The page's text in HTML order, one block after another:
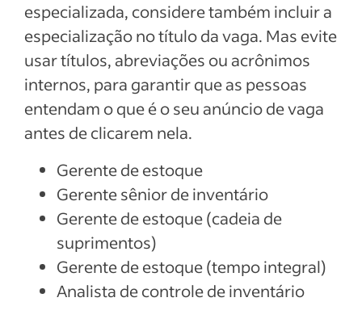
especializada, considere também incluir a
especialização no título da vaga. Mas evite
usar títulos, abreviações ou acrônimos
internos, para garantir que as pessoas
entendam o que é o seu anúncio de vaga
antes de clicarem nela.
Gerente de estoque
Gerente sênior de inventário
Gerente de estoque (cadeia de
suprimentos)
Gerente de estoque (tempo integral)
Analista de controle de inventário